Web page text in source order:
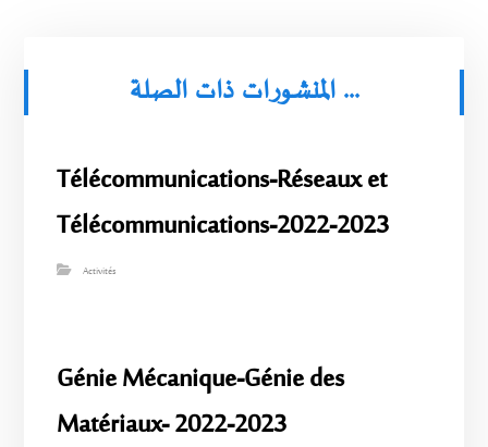
المنشورات ذات الصلة ...
Télécommunications-Réseaux et
Télécommunications-2022-2023
Activités
Génie Mécanique-Génie des
Matériaux- 2022-2023